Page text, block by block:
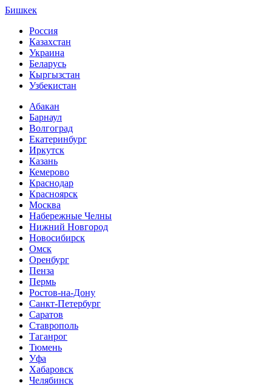
Бишкек
Россия
Казахстан
Украина
Беларусь
Кыргызстан
Узбекистан
Абакан
Барнаул
Волгоград
Екатеринбург
Иркутск
Казань
Кемерово
Краснодар
Красноярск
Москва
Набережные Челны
Нижний Новгород
Новосибирск
Омск
Оренбург
Пенза
Пермь
Ростов-на-Дону
Санкт-Петербург
Саратов
Ставрополь
Таганрог
Тюмень
Уфа
Хабаровск
Челябинск